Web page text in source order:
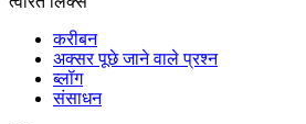
करीबन
अक्सर पूछे जाने वाले प्रश्न
ब्लॉग
संसाधन